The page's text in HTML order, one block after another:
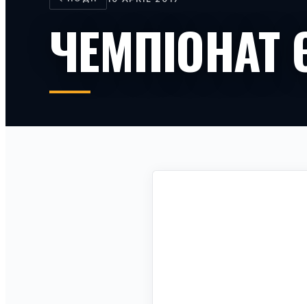
ЧЕМПІОНАТ